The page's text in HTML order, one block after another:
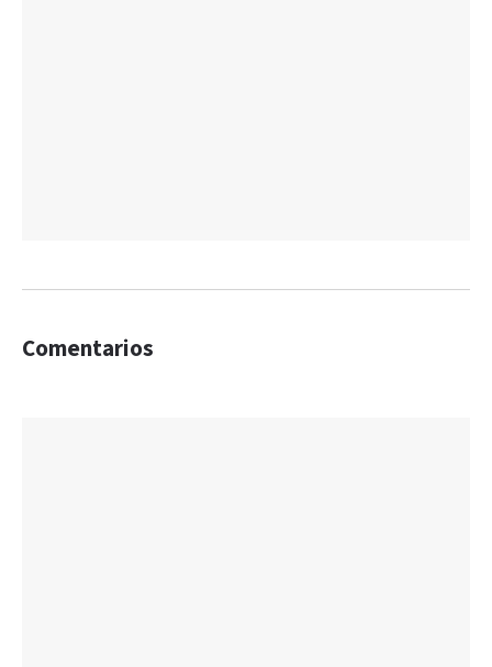
Comentarios